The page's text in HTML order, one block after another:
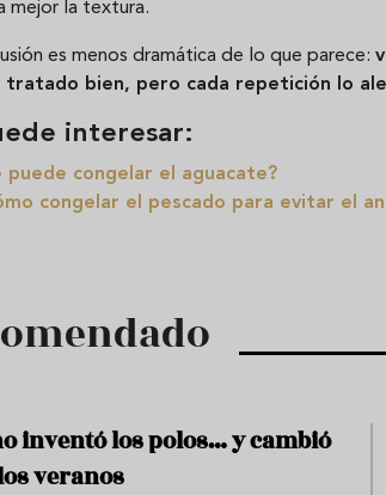
mejor la textura.
es menos dramática de lo que parece:
tratado bien, pero cada repetición lo
interesar:
puede congelar el aguacate?
congelar el pescado para evitar el
inventó los polos… y cambió
veranos